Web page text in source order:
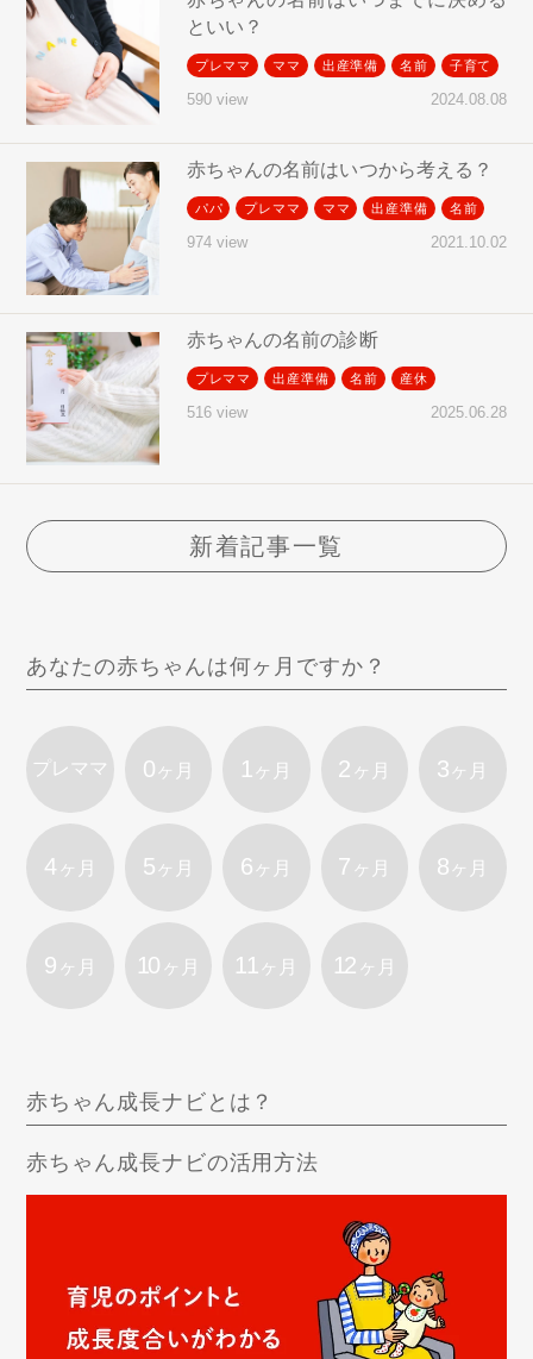
といい？
プレママ ママ 出産準備 名前 子育て
590 view 2024.08.08
赤ちゃんの名前はいつから考える？
パパ プレママ ママ 出産準備 名前
974 view 2021.10.02
赤ちゃんの名前の診断
プレママ 出産準備 名前 産休
516 view 2025.06.28
新着記事一覧
あなたの赤ちゃんは何ヶ月ですか？
プレママ 0 ヶ月 1 ヶ月 2 ヶ月 3 ヶ月
4 ヶ月 5 ヶ月 6 ヶ月 7 ヶ月 8 ヶ月
9 ヶ月 10 ヶ月 11 ヶ月 12 ヶ月
赤ちゃん成長ナビとは？
赤ちゃん成長ナビの活用方法